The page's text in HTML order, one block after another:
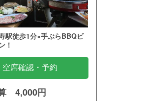
駅徒歩1分×手ぶらBBQビ
！
空席確認・予約
4,000円